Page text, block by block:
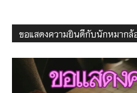
ขอแสดงความยินดีกับนักหมากล้